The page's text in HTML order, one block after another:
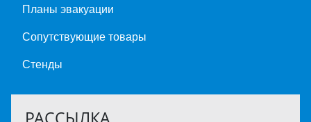
Планы эвакуации
Сопутствующие товары
Стенды